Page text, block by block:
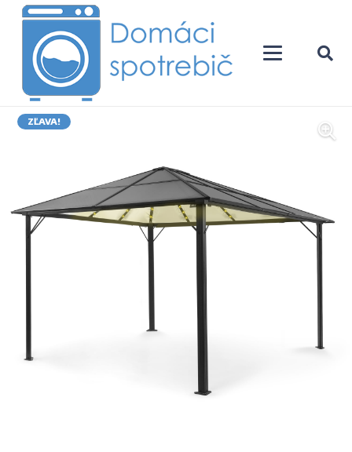
ZĽAVA!